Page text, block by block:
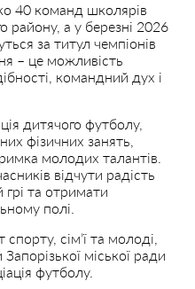
40 команд школярів
району, а у березні 2026
за титул чемпіонів
– це можливість
командний дух і
дитячого футболу,
фізичних занять,
молодих талантів.
відчути радість
грі та отримати
полі.
сім’ї та молоді,
міської ради
футболу.